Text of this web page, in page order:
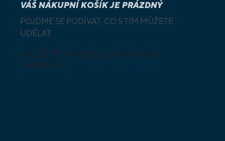
VÁŠ NÁKUPNÍ KOŠÍK JE PRÁZDNÝ
POJĎME SE PODÍVAT, CO S TÍM MŮŽETE
UDĚLAT
MŮŽETE PROZKOUMAT NAŠI
NABÍDKU